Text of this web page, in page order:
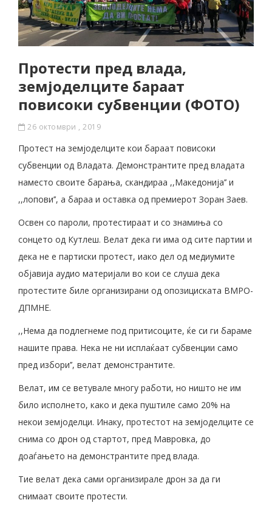
Протести пред влада,
земјоделците бараат
повисоки субвенции (ФОТО)
26 октомври , 2019
Протест на земјоделците кои бараат повисоки
субвенции од Владата. Демонстрантите пред владата
наместо своите барања, скандираа ,,Македонија’’ и
,,лопови’’, а бараа и оставка од премиерот Зоран Заев.
Освен со пароли, протестираат и со знамиња со
сонцето од Кутлеш. Велат дека ги има од сите партии и
дека не е партиски протест, иако дел од медиумите
објавија аудио материјали во кои се слуша дека
протестите биле организирани од опозициската ВМРО-
ДПМНЕ.
,,Нема да подлегнеме под притисоците, ќе си ги бараме
нашите права. Нека не ни исплаќаат субвенции само
пред избори’’, велат демонстрантите.
Велат, им се ветувале многу работи, но ништо не им
било исполнето, како и дека пуштиле само 20% на
некои земјоделци. Инаку, протестот на земјоделците се
снима со дрон од стартот, пред Мавровка, до
доаѓањето на демонстрантите пред влада.
Тие велат дека сами организирале дрон за да ги
снимаат своите протести.